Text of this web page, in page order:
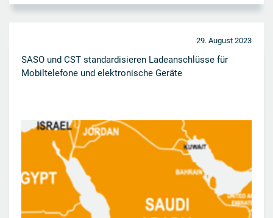
29. August 2023
SASO und CST standardisieren Ladeanschlüsse für
Mobiltelefone und elektronische Geräte